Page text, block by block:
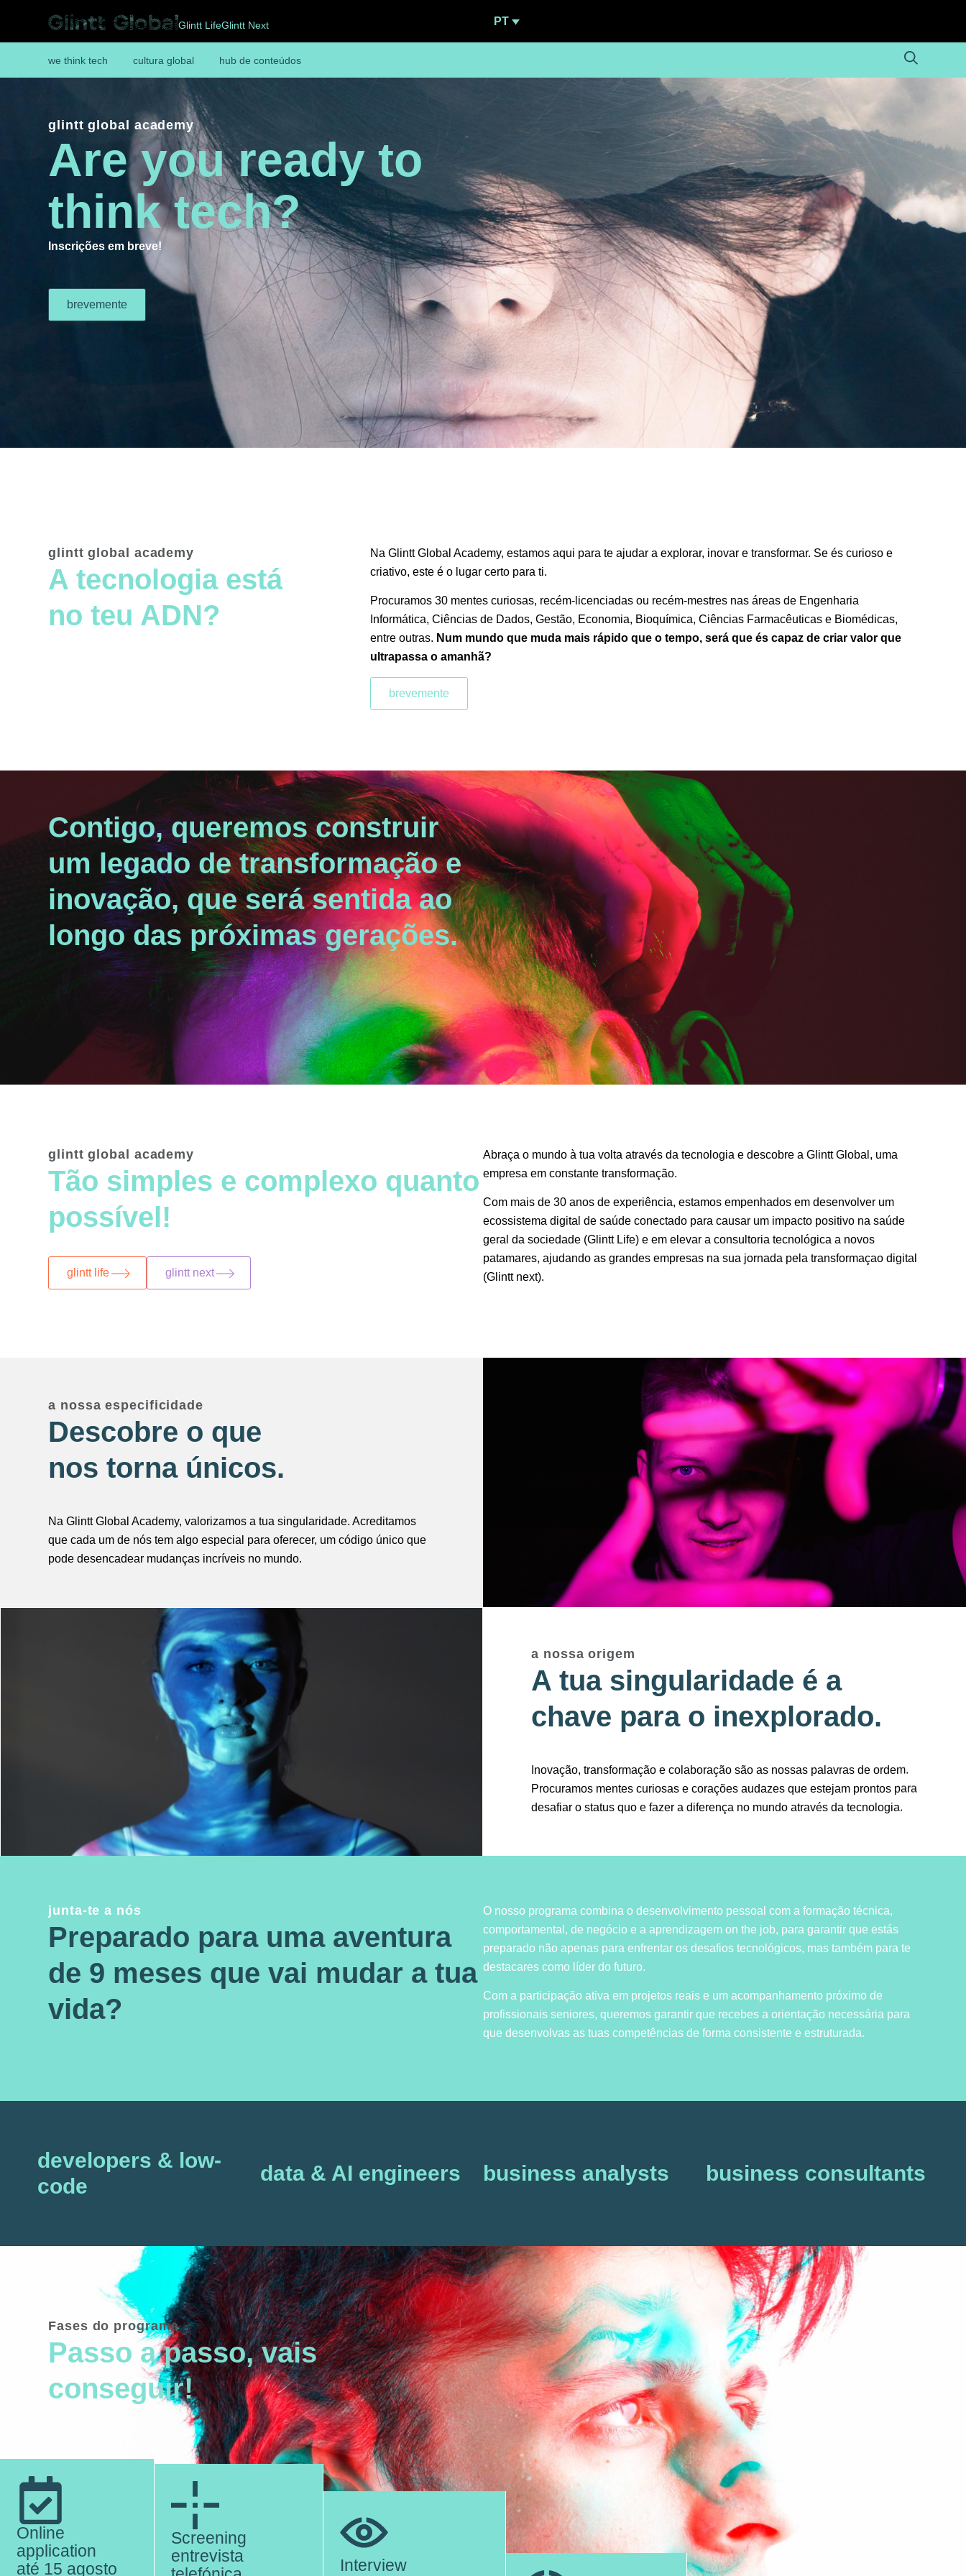
Glintt LifeGlintt Next PT
we think tech cultura global hub de conteúdos
glintt global academy
Are you ready to
think tech?
Inscrições em breve!
brevemente
glintt global academy
A tecnologia está
no teu ADN?
Na Glintt Global Academy, estamos aqui para te ajudar a explorar, inovar e transformar. Se és curioso e
criativo, este é o lugar certo para ti.
Procuramos 30 mentes curiosas, recém-licenciadas ou recém-mestres nas áreas de Engenharia
Informática, Ciências de Dados, Gestão, Economia, Bioquímica, Ciências Farmacêuticas e Biomédicas,
entre outras. Num mundo que muda mais rápido que o tempo, será que és capaz de criar valor que
ultrapassa o amanhã?
brevemente
Contigo, queremos construir
um legado de transformação e
inovação, que será sentida ao
longo das próximas gerações.
glintt global academy
Tão simples e complexo quanto
possível!
glintt life glintt next
Abraça o mundo à tua volta através da tecnologia e descobre a Glintt Global, uma
empresa em constante transformação.
Com mais de 30 anos de experiência, estamos empenhados em desenvolver um
ecossistema digital de saúde conectado para causar um impacto positivo na saúde
geral da sociedade (Glintt Life) e em elevar a consultoria tecnológica a novos
patamares, ajudando as grandes empresas na sua jornada pela transformaçao digital
(Glintt next).
a nossa especificidade
Descobre o que
nos torna únicos.
Na Glintt Global Academy, valorizamos a tua singularidade. Acreditamos
que cada um de nós tem algo especial para oferecer, um código único que
pode desencadear mudanças incríveis no mundo.
a nossa origem
A tua singularidade é a
chave para o inexplorado.
Inovação, transformação e colaboração são as nossas palavras de ordem.
Procuramos mentes curiosas e corações audazes que estejam prontos para
desafiar o status quo e fazer a diferença no mundo através da tecnologia.
junta-te a nós
Preparado para uma aventura
de 9 meses que vai mudar a tua
vida?
O nosso programa combina o desenvolvimento pessoal com a formação técnica,
comportamental, de negócio e a aprendizagem on the job, para garantir que estás
preparado não apenas para enfrentar os desafios tecnológicos, mas também para te
destacares como líder do futuro.
Com a participação ativa em projetos reais e um acompanhamento próximo de
profissionais seniores, queremos garantir que recebes a orientação necessária para
que desenvolvas as tuas competências de forma consistente e estruturada.
developers & low-
code
data & AI engineers business analysts business consultants
Fases do programa
Passo a passo, vais
conseguir!
Online
application
até 15 agosto
Screening
entrevista
telefónica
Interview
comportamental
Interview
técnico
Onboarding
setembro